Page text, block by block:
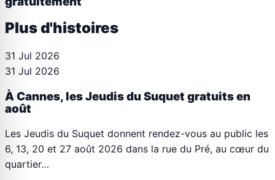
Plus d'histoires
31 Jul 2026
31 Jul 2026
À Cannes, les Jeudis du Suquet gratuits en
août
Les Jeudis du Suquet donnent rendez-vous au public les
6, 13, 20 et 27 août 2026 dans la rue du Pré, au cœur du
quartier…